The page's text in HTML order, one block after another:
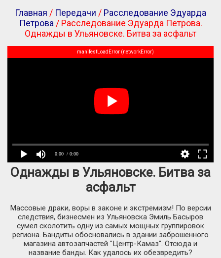
Главная / Передачи / Расследование Эдуарда
Петрова / Расследование Эдуарда Петрова.
Однажды в Ульяновске. Битва за асфальт
0:00 / 0:00
manifestLoadError (networkError)
Однажды в Ульяновске. Битва за
асфальт
Массовые драки, воры в законе и экстремизм! По версии
следствия, бизнесмен из Ульяновска Эмиль Басыров
сумел сколотить одну из самых мощных группировок
региона. Бандиты обосновались в здании заброшенного
магазина автозапчастей "Центр-Камаз". Отсюда и
название банды. Как удалось их обезвредить?